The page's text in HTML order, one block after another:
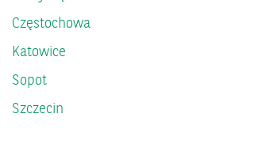
Częstochowa
Katowice
Sopot
Szczecin